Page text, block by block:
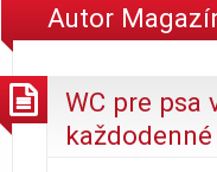
Autor
WC pre psa